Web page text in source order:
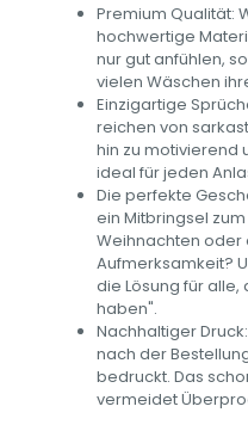
Premium Qualität:
hochwertige
nur gut anfühlen,
vielen Wäschen
Einzigartige
reichen von
hin zu motivierend
ideal für jeden
Die perfekte
ein Mitbringsel
Weihnachten oder
Aufmerksamkeit?
die Lösung für alle,
haben".
Nachhaltiger
nach der
bedruckt. Das
vermeidet